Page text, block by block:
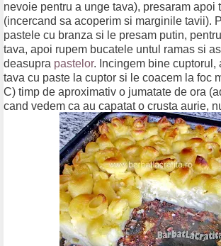
nevoie pentru a unge tava), presaram apoi
(incercand sa acoperim si marginile tavii).
pastele cu branza si le presam putin,
tava, apoi rupem bucatele untul ramas si
deasupra pastelor. Incingem bine cuptorul,
tava cu paste la cuptor si le coacem la foc
C) timp de aproximativ o jumatate de ora
cand vedem ca au capatat o crusta aurie,